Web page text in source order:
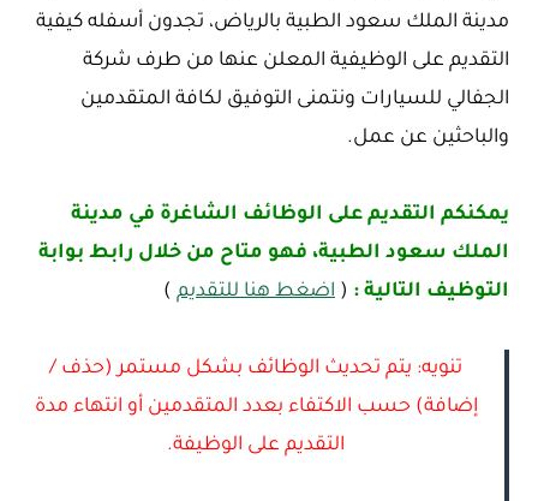
مدينة الملك سعود الطبية بالرياض، تجدون أسفله كيفية
التقديم على الوظيفية المعلن عنها من طرف شركة
الجفالي للسيارات ونتمنى التوفيق لكافة المتقدمين
والباحثين عن عمل.
يمكنكم التقديم على الوظائف الشاغرة في مدينة
الملك سعود الطبية، فهو متاح من خلال رابط بوابة
التوظيف التالية : ( اضغط هنا للتقديم )
تنويه: يتم تحديث الوظائف بشكل مستمر (حذف /
إضافة) حسب الاكتفاء بعدد المتقدمين أو انتهاء مدة
التقديم على الوظيفة.